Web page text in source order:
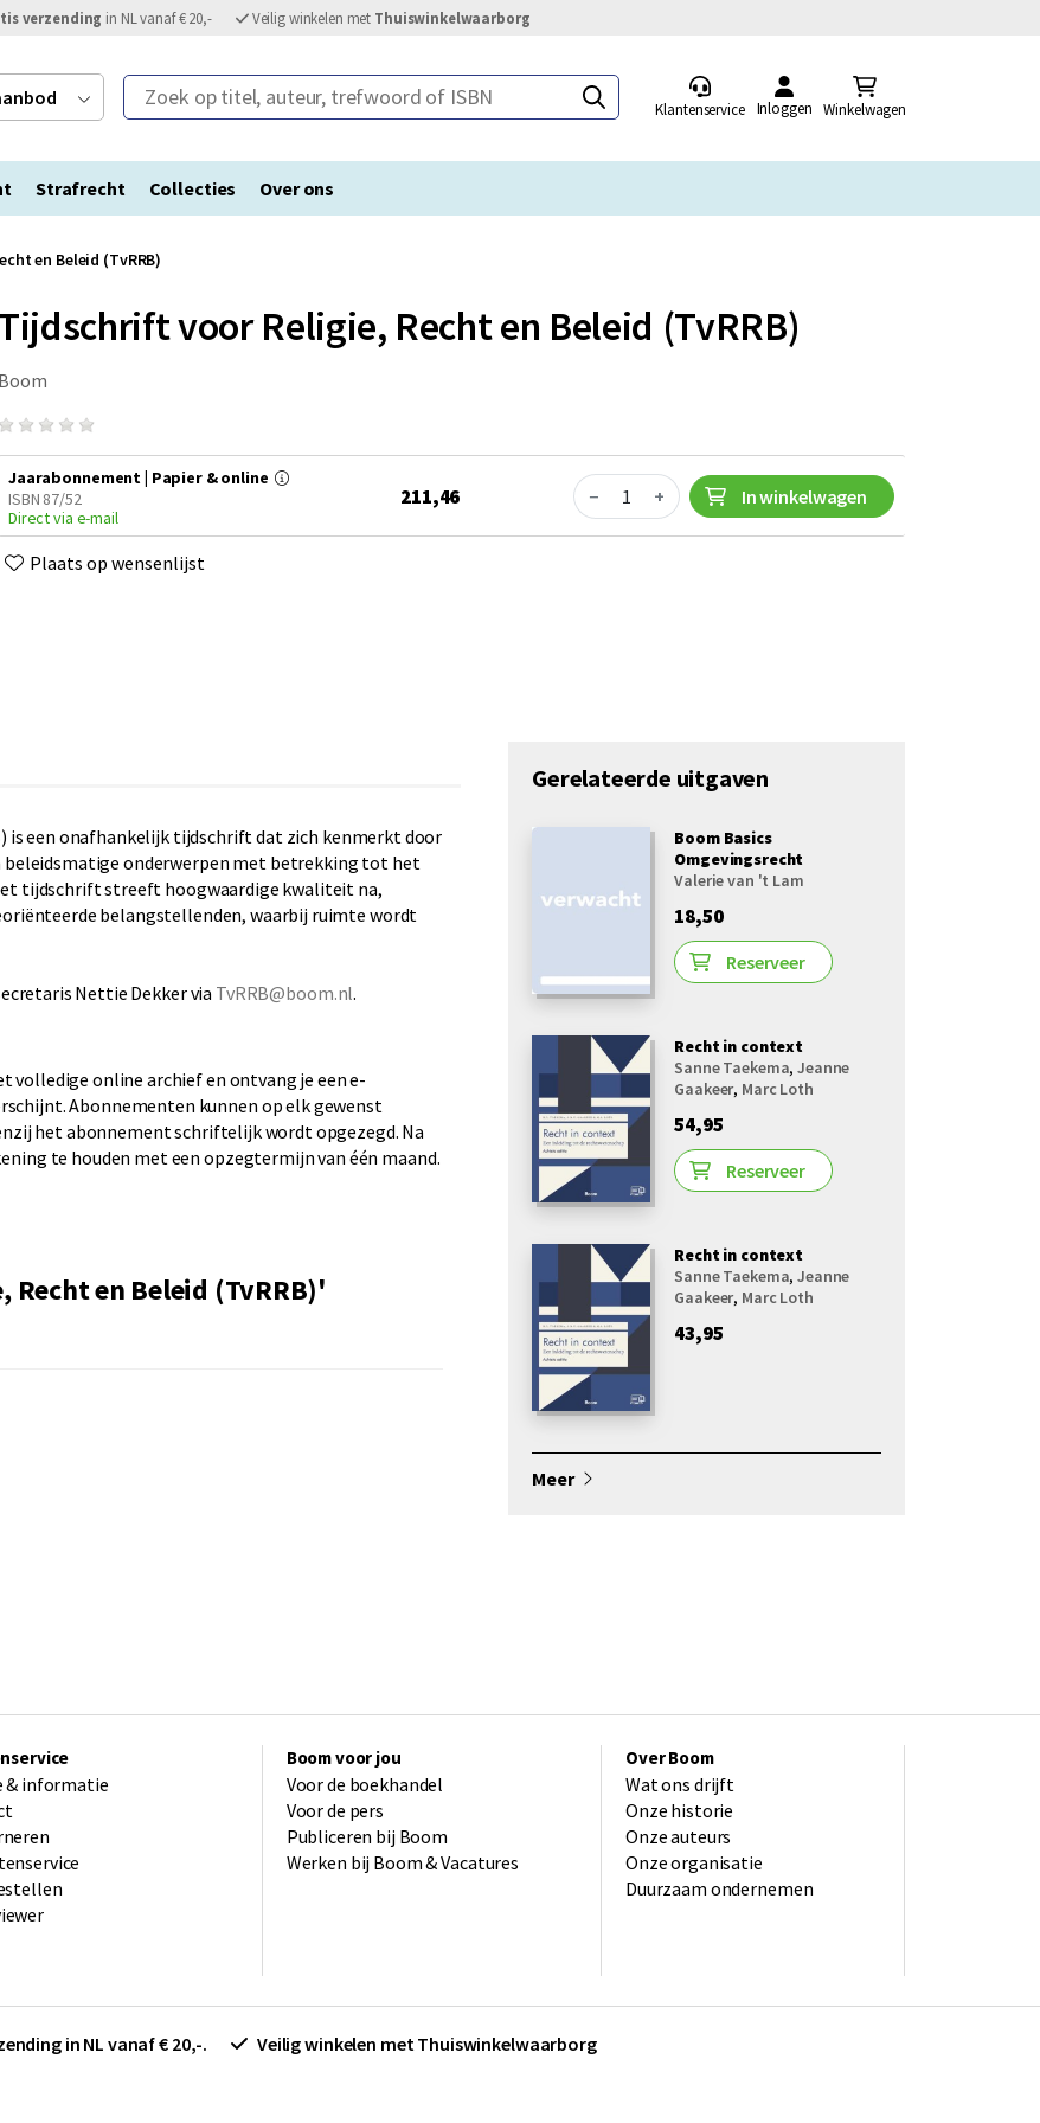
verzending in NL vanaf € 20,- Veilig winkelen met Thuiswinkelwaarborg
Zoek op titel, auteur, trefwoord of ISBN
Klantenservice Inloggen Winkelwagen
Strafrecht Collecties Over ons
en Beleid (TvRRB)
Tijdschrift voor Religie, Recht en Beleid (TvRRB)
Boom
Jaarabonnement | Papier & online
ISBN 87/52
Direct via e-mail
211,46 Quantity
− + In winkelwagen
Plaats op wensenlijst
is een onafhankelijk tijdschrift dat zich kenmerkt door
beleidsmatige onderwerpen met betrekking tot het
tijdschrift streeft hoogwaardige kwaliteit na,
belangstellenden, waarbij ruimte wordt
Nettie Dekker via TvRRB@boom.nl.
online archief en ontvang je een e-
Abonnementen kunnen op elk gewenst
het abonnement schriftelijk wordt opgezegd. Na
te houden met een opzegtermijn van één maand.
en Beleid (TvRRB)'
Gerelateerde uitgaven
Boom Basics
Omgevingsrecht
Valerie van 't Lam
18,50
Reserveer
Recht in context
Sanne Taekema,Jeanne
Gaakeer, Marc Loth
54,95
Reserveer
Recht in context
Sanne Taekema,Jeanne
Gaakeer, Marc Loth
43,95
Meer
& informatie
Boom voor jou
Voor de boekhandel
Voor de pers
Publiceren bij Boom
Werken bij Boom & Vacatures
Over Boom
Wat ons drijft
Onze historie
Onze auteurs
Onze organisatie
Duurzaam ondernemen
in NL vanaf € 20,-. Veilig winkelen met Thuiswinkelwaarborg